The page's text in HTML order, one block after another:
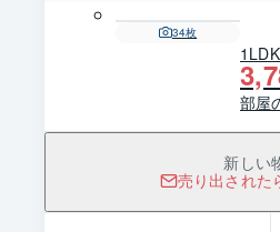
34枚
部屋
新しい
売り出された